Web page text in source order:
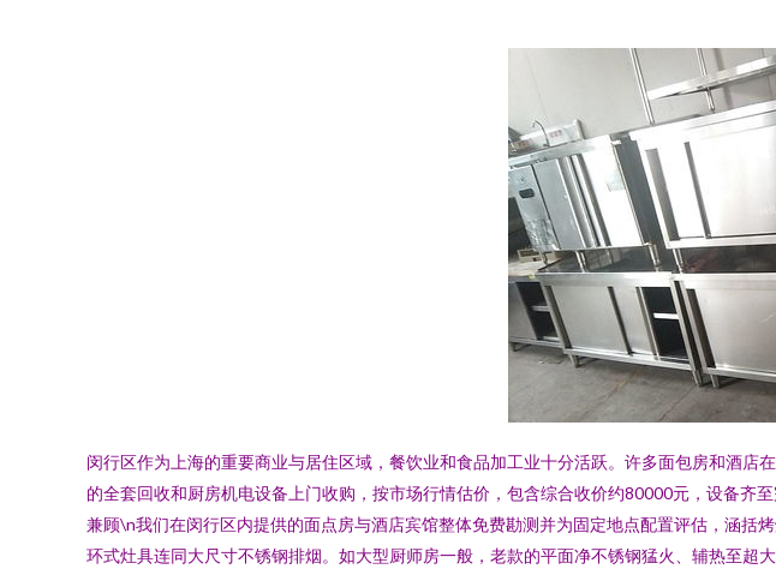
闵行区作为上海的重要商业与居住区域，餐饮业和食品加工业十分活跃。许多面包房和酒
的全套回收和厨房机电设备上门收购，按市场行情估价，包含综合收价约80000元，设备
兼顾\n我们在闵行区内提供的面点房与酒店宾馆整体免费勘测并为固定地点配置评估，涵
环式灶具连同大尺寸不锈钢排烟。如大型厨师房一般，老款的平面净不锈钢猛火、辅热至